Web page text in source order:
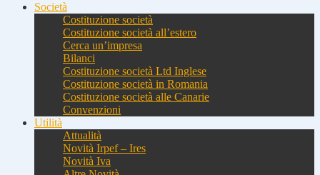
Società
Costituzione società
Costituzione società all’estero
Cerca un’impresa
Bilanci
Costituzione società Ltd Inglese
Costituzione società in Romania
Costituzione società alle Canarie
Convenzioni
Utilità
Attualità
Novità Irpef – Ires
Novità Iva